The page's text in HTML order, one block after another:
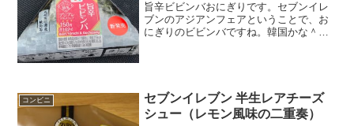
旨辛ビビンバおにぎりです。セブンイレ
ブンのアジアンフェアということで、お
にぎりのビビンバですね。韓国かな＾＾
コンビニ
セブンイレブン 半生レアチーズ
シュー（レモン風味の二重奏）